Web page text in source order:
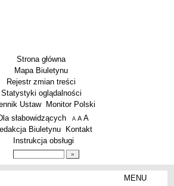
Strona główna
Mapa Biuletynu
Rejestr zmian treści
Statystyki oglądalności
Ustaw
Monitor Polski
dodatkowe
słabowidzących A pomniejsz czcionkę
A standardowy rozmiar czcionki
A
Biuletynu
Kontakt
Instrukcja obsługi
MENU